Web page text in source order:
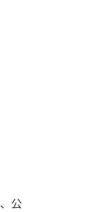
公